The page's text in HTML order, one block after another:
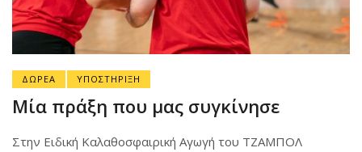
ΔΩΡΕΑ ΥΠΟΣΤΗΡΙΞΗ
Μία πράξη που μας συγκίνησε
Στην Ειδική Καλαθοσφαιρική Αγωγή του ΤΖΑΜΠΟΛ